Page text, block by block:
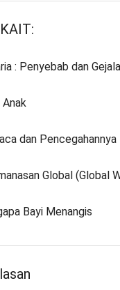
: Penyebab dan Gejala
dan Pencegahannya
Global (Global
Bayi Menangis